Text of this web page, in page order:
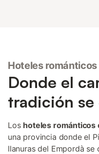
Hoteles románticos
Donde el
tradición se
Los hoteles románticos
una provincia donde el
llanuras del Empordà se